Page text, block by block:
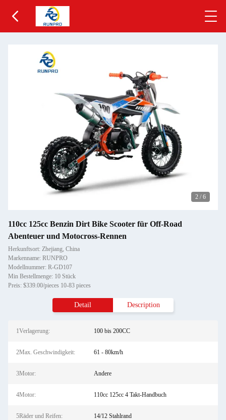
2 / 6
110cc 125cc Benzin Dirt Bike Scooter für Off-Road
Abenteuer und Motocross-Rennen
Herkunftsort: Zhejiang, China
Markenname: RUNPRO
Modellnummer: R-GD107
Min Bestellmenge: 10 Stück
Preis: $339.00/pieces 10-83 pieces
Detail Description
1Verlagerung: 100 bis 200CC
2Max. Geschwindigkeit: 61 - 80km/h
3Motor: Andere
4Motor: 110cc 125cc 4 Takt-Handbuch
5Räder und Reifen: 14/12 Stahlrand